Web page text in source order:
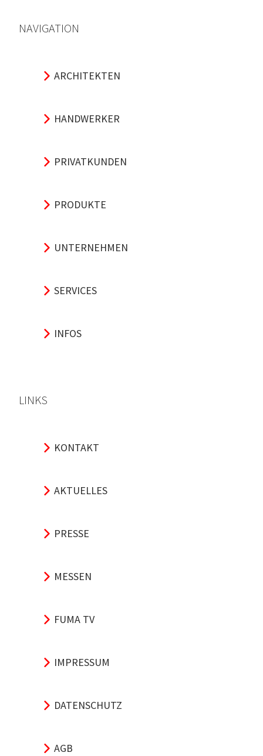
NAVIGATION
ARCHITEKTEN
HANDWERKER
PRIVATKUNDEN
PRODUKTE
UNTERNEHMEN
SERVICES
INFOS
LINKS
KONTAKT
AKTUELLES
PRESSE
MESSEN
FUMA TV
IMPRESSUM
DATENSCHUTZ
AGB